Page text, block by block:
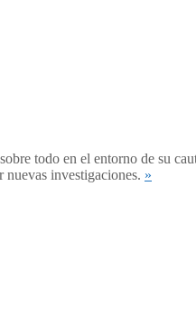
todo en el entorno de su
nuevas investigaciones. »